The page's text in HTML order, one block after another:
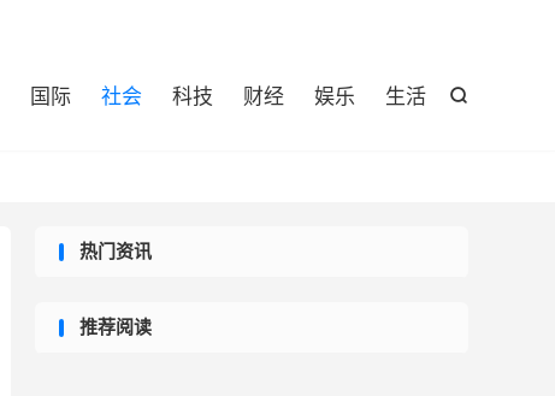

国际 社会 科技 财经 娱乐 生活
热门资讯
推荐阅读